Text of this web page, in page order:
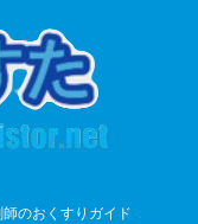
師のおくすりガイド